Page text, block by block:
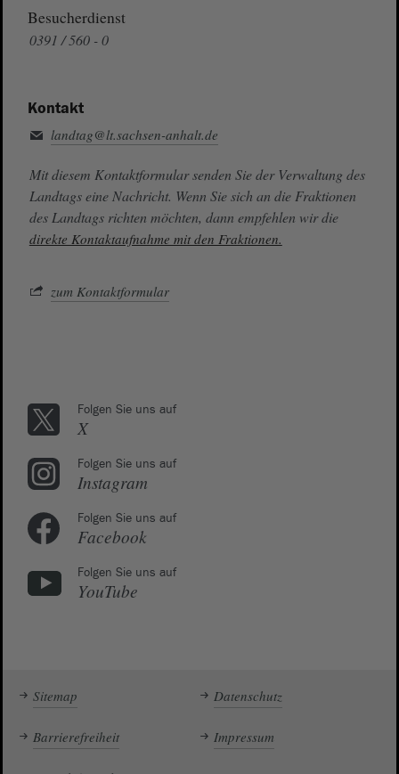
Besucherdienst
0391 / 560 - 0
Kontakt
landtag@lt.sachsen-anhalt.de
Mit diesem Kontaktformular senden Sie der Verwaltung des
Landtags eine Nachricht. Wenn Sie sich an die Fraktionen
des Landtags richten möchten, dann empfehlen wir die
direkte Kontaktaufnahme mit den Fraktionen.
zum Kontaktformular
Folgen Sie uns auf
X
Folgen Sie uns auf
Instagram
Folgen Sie uns auf
Facebook
Folgen Sie uns auf
YouTube
Sitemap Datenschutz
Barrierefreiheit Impressum